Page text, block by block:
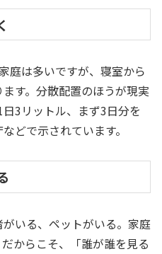
庭は多いですが、寝室から
す。分散配置のほうが現実
3リットル、まず3日分を
どで示されています。
いる、ペットがいる。家庭
からこそ、「誰が誰を見る